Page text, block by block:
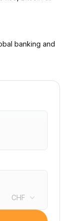
banking and
CHF